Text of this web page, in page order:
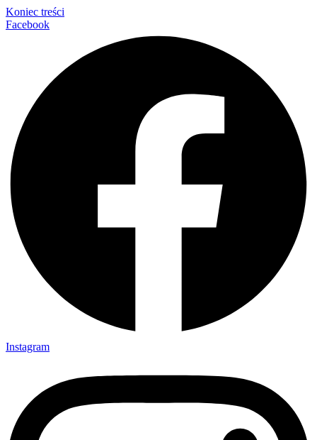
Koniec treści
Facebook
Instagram